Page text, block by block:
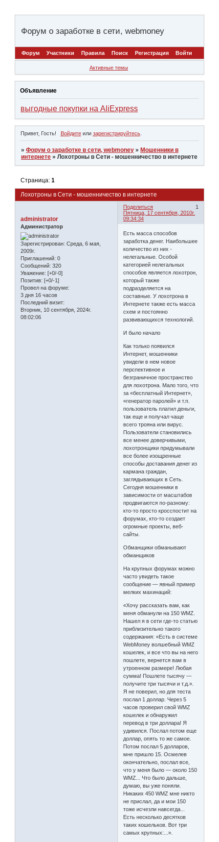
Форум о заработке в сети, webmoney
Форум Участники Правила Поиск Регистрация Войти
Активные темы
Объявление
выгодные покупки на AliExpress
Привет, Гость! Войдитеили зарегистрируйтесь.
»Форум о заработке в сети, webmoney » Мошенники в
интернете »Лохотроны в Сети - мошенничество в интернете
Лохотроны в Сети - мошенничество в интернете
Страница:1
Поделиться
1
Пятница, 17 сентября, 2010г.
09:34:34
administrator
Администратор
Зарегистрирован: Среда, 6 мая,
2009г.
Приглашений: 0
Сообщений: 320
Уважение: [+0/-0]
Позитив: [+0/-1]
Провел на форуме:
3 дня 16 часов
Последний визит:
Вторник, 10 сентября, 2024г.
08:02:06
Есть масса способов
заработка денег. Наибольшее
количество из них -
нелегальные. Особой
категорией нелегальных
способов является лохотрон,
который также
подразделяется на
составные. У лохотрона в
Интернете также есть масса
схем и постоянно
развивающихся технологий.
И было начало
Как только появился
Интернет, мошенники
увидели в нем новое
перспективное и
безграничное пространство
для лохотрона. Мало того, что
за «бесплатный Интернет»,
«генератор паролей» и т.п.
пользователь платил деньги,
так еще и получал чаще
всего трояна или вирус.
Пользователи становились
все менее доверчивыми,
лохотронщики придумывали
все более изощренные
способы доставания денег из
кармана граждан,
заглядывающих в Сеть.
Сегодня мошенники в
зависимости от масштабов
продвигаются по-разному:
кто-то просто кросспостит на
форумах, кто-то создает
огромные проекты, веб-
сайты.
Обманщики обманывают
обманщиков
На крупных форумах можно
часто увидеть такое
сообщение — явный пример
мелких махинаций:
«Хочу рассказать вам, как
меня обманули на 150 WMZ.
Нашел я в сети где-то статью
приблизительно такого
содержания: «Есть в системе
WebMoney волшебный WMZ
кошелек, и все что вы на него
пошлете, вернется вам в
утроенном размере! Любая
сумма! Пошлете тысячу —
получите три тысячи и т.д.».
Я не поверил, но для теста
послал 1 доллар. Через 5
часов проверил свой WMZ
кошелек и обнаружил
перевод в три доллара! Я
удивился. Послал потом еще
доллар, опять то же самое.
Потом послал 5 долларов,
мне пришло 15. Осмелев
окончательно, послал все,
что у меня было — около 150
WMZ... Что было дальше,
думаю, вы уже поняли.
Никаких 450 WMZ мне никто
не прислал, да и мои 150
тоже исчезли навсегда...
Есть несколько десятков
таких кошельков. Вот три
самых крупных:...».